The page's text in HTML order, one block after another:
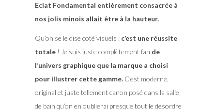
Eclat Fondamental entièrement consacrée à
nos jolis minois allait être à la hauteur.
Qu’on se le dise coté visuels :c’est une réussite
totale! Je suis juste complètement fan de
l’univers graphique que la marque a choisi
pour illustrer cette gamme.C’est moderne,
original et juste tellement canon posé dans la salle
de bain qu’on en oublierai presque tout le désordre